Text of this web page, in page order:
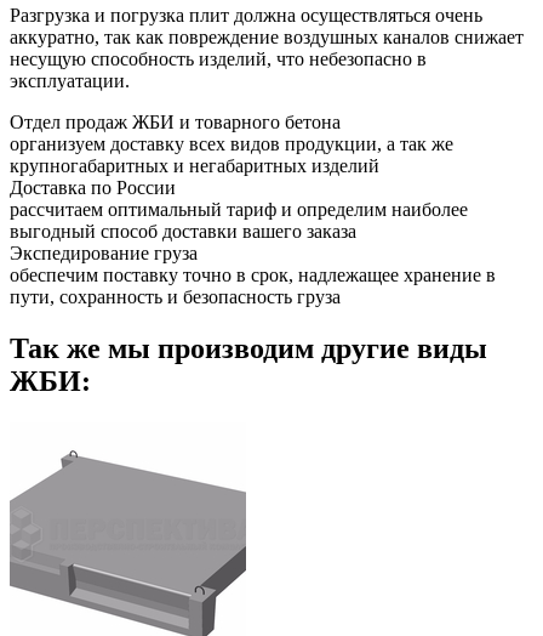
Разгрузка и погрузка плит должна осуществляться очень
аккуратно, так как повреждение воздушных каналов снижает
несущую способность изделий, что небезопасно в
эксплуатации.
Отдел продаж ЖБИ и товарного бетона
организуем доставку всех видов продукции, а так же
крупногабаритных и негабаритных изделий
Доставка по России
рассчитаем оптимальный тариф и определим наиболее
выгодный способ доставки вашего заказа
Экспедирование груза
обеспечим поставку точно в срок, надлежащее хранение в
пути, сохранность и безопасность груза
Так же мы производим другие виды
ЖБИ: